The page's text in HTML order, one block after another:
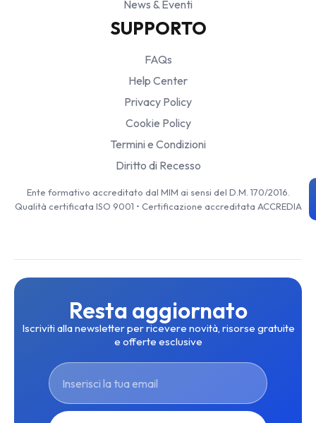
News & Eventi
SUPPORTO
FAQs
Help Center
Privacy Policy
Cookie Policy
Termini e Condizioni
Diritto di Recesso
Ente formativo accreditato dal MIM ai sensi del D.M. 170/2016.
Qualità certificata ISO 9001 • Certificazione accreditata ACCREDIA
Resta aggiornato
Iscriviti alla newsletter per ricevere novità, risorse gratuite
e offerte esclusive